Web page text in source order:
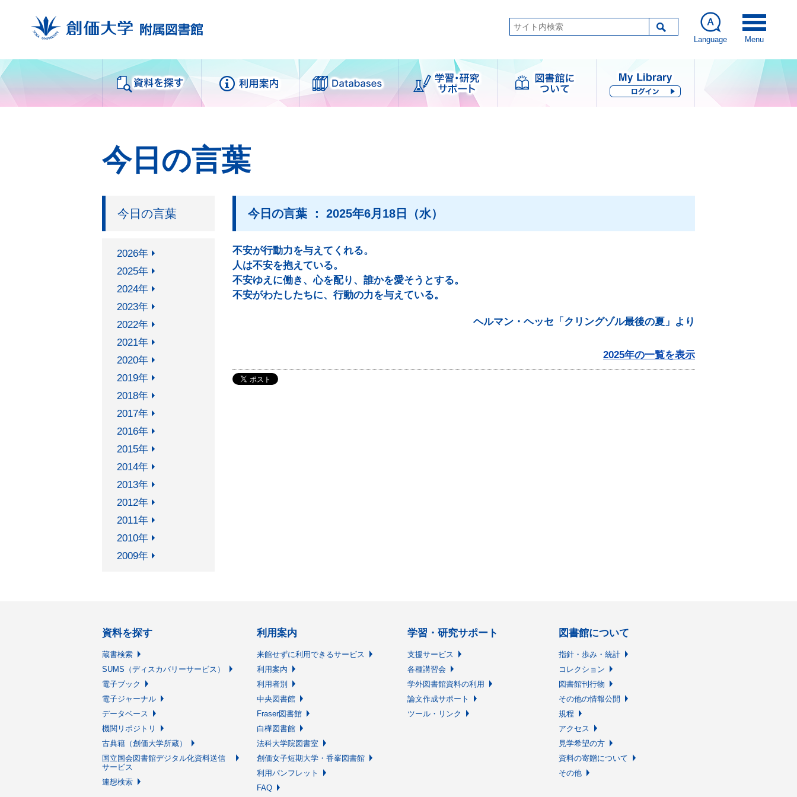
日本語
한국어
Language Menu
今日の言葉
今日の言葉
2026年
2025年
2024年
2023年
2022年
2021年
2020年
2019年
2018年
2017年
2016年
2015年
2014年
2013年
2012年
2011年
2010年
2009年
今日の言葉 ： 2025年6月18日（水）
不安が行動力を与えてくれる。
人は不安を抱えている。
不安ゆえに働き、心を配り、誰かを愛そうとする。
不安がわたしたちに、行動の力を与えている。
ヘルマン・ヘッセ「クリングゾル最後の夏」より
2025年の一覧を表示
資料を探す
蔵書検索
SUMS（ディスカバリーサービス）
電子ブック
電子ジャーナル
データベース
機関リポジトリ
古典籍（創価大学所蔵）
国立国会図書館デジタル化資料送信
サービス
連想検索
利用案内
来館せずに利用できるサービス
利用案内
利用者別
中央図書館
Fraser図書館
白樺図書館
法科大学院図書室
創価女子短期大学・香峯図書館
利用パンフレット
FAQ
学習・研究サポート
支援サービス
各種講習会
学外図書館資料の利用
論文作成サポート
ツール・リンク
図書館について
指針・歩み・統計
コレクション
図書館刊行物
その他の情報公開
規程
アクセス
見学希望の方
資料の寄贈について
その他
Databases My Library ログイン 図書館刊行物
資料を探す
蔵書検索
SUMS（ディスカバリーサー
データベース
機関リポジトリ
古典籍（創価大学所蔵）
国立国会図書館デジタル化資
料送信サービス
連想検索
来館せずに利用できるサービス
利用案内
利用者別
中央図書館
Fraser図書館
白樺図書館
法科大学院図書室
創価女子短期大学・香峯図書館
支援サービス
各種講習会
学外図書館資料の利用
指針・歩み・統計
図書館刊行物
資料の寄贈について
Soka Book Wave